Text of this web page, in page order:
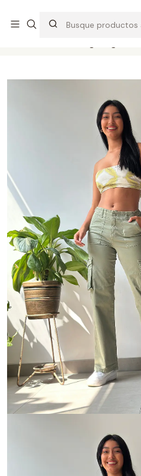
Prendas cómodas y